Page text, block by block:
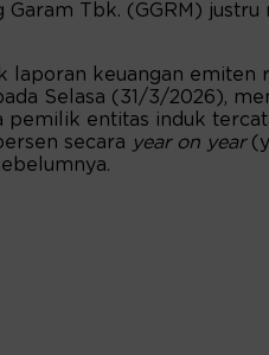
Garam Tbk. (GGRM)
laporan keuangan
Selasa (31/3/2026),
pemilik entitas induk
secara year on year